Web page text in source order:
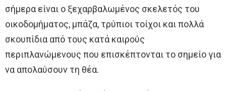
σήμερα είναι ο ξεχαρβαλωμένος σκελετός του
οικοδομήματος, μπάζα, τρύπιοι τοίχοι και πολλά
σκουπίδια από τους κατά καιρούς
περιπλανώμενους που επισκέπτονται το σημείο για
να απολαύσουν τη θέα.